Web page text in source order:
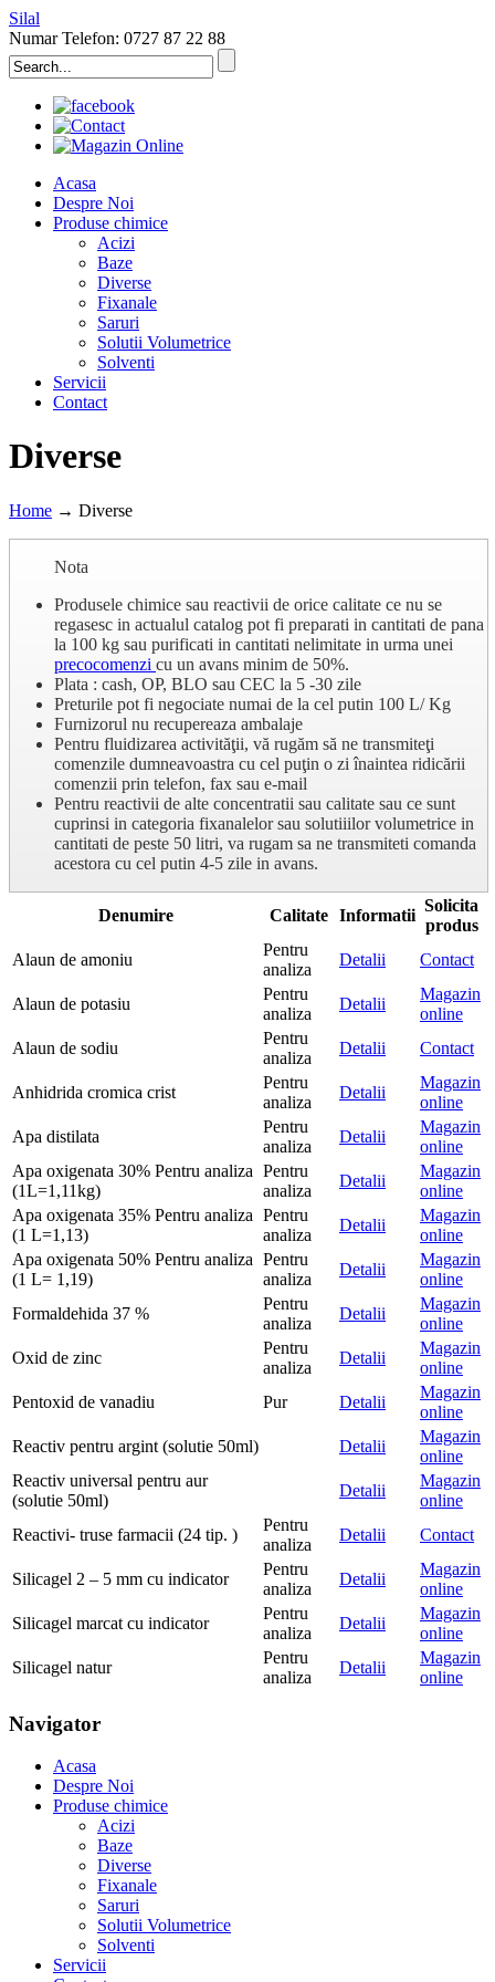
Silal
Numar Telefon: 0727 87 22 88
Acasa
Despre Noi
Produse chimice
Acizi
Baze
Diverse
Fixanale
Saruri
Solutii Volumetrice
Solventi
Servicii
Contact
Diverse
Home → Diverse
Nota
Produsele chimice sau reactivii de orice calitate ce nu se
regasesc in actualul catalog pot fi preparati in cantitati de pana
la 100 kg sau purificati in cantitati nelimitate in urma unei
precocomenzi cu un avans minim de 50%.
Plata : cash, OP, BLO sau CEC la 5 -30 zile
Preturile pot fi negociate numai de la cel putin 100 L/ Kg
Furnizorul nu recupereaza ambalaje
Pentru fluidizarea activităţii, vă rugăm să ne transmiteţi
comenzile dumneavoastra cu cel puţin o zi înaintea ridicării
comenzii prin telefon, fax sau e-mail
Pentru reactivii de alte concentratii sau calitate sau ce sunt
cuprinsi in categoria fixanalelor sau solutiiilor volumetrice in
cantitati de peste 50 litri, va rugam sa ne transmiteti comanda
acestora cu cel putin 4-5 zile in avans.
Denumire Calitate Informatii
Solicita
produs
Alaun de amoniu
Pentru
analiza
Detalii Contact
Alaun de potasiu
Pentru
analiza
Detalii
Magazin
online
Alaun de sodiu
Pentru
analiza
Detalii Contact
Anhidrida cromica crist
Pentru
analiza
Detalii
Magazin
online
Apa distilata
Pentru
analiza
Detalii
Magazin
online
Apa oxigenata 30% Pentru analiza
(1L=1,11kg)
Pentru
analiza
Detalii
Magazin
online
Apa oxigenata 35% Pentru analiza
(1 L=1,13)
Pentru
analiza
Detalii
Magazin
online
Apa oxigenata 50% Pentru analiza
(1 L= 1,19)
Pentru
analiza
Detalii
Magazin
online
Formaldehida 37 %
Pentru
analiza
Detalii
Magazin
online
Oxid de zinc
Pentru
analiza
Detalii
Magazin
online
Pentoxid de vanadiu
Pur Detalii
Magazin
online
Reactiv pentru argint (solutie 50ml)
Detalii
Magazin
online
Reactiv universal pentru aur
(solutie 50ml)
Detalii
Magazin
online
Reactivi- truse farmacii (24 tip. )
Pentru
analiza
Detalii Contact
Silicagel 2 – 5 mm cu indicator
Pentru
analiza
Detalii
Magazin
online
Silicagel marcat cu indicator
Pentru
analiza
Detalii
Magazin
online
Silicagel natur
Pentru
analiza
Detalii
Magazin
online
Navigator
Acasa
Despre Noi
Produse chimice
Acizi
Baze
Diverse
Fixanale
Saruri
Solutii Volumetrice
Solventi
Servicii